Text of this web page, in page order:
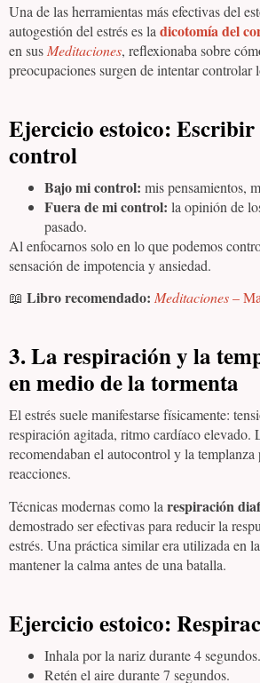
Una de las herramientas más efectivas del
autogestión del estrés es la dicotomía del
en sus Meditaciones, reflexionaba sobre
preocupaciones surgen de intentar controlar
Ejercicio estoico:Escribir
control
Bajo mi control: mis pensamientos,
Fuera de mi control: la opinión de
pasado.
Al enfocarnos solo en lo que podemos
sensación de impotencia y ansiedad.
📖 Libro recomendado: Meditaciones–
3. La respiración y la
en medio de la tormenta
El estrés suele manifestarse físicamente:
respiración agitada, ritmo cardíaco elevado.
recomendaban el autocontrol y la templanza
reacciones.
Técnicas modernas como la respiración
demostrado ser efectivas para reducir la
estrés. Una práctica similar era utilizada en
mantener la calma antes de una batalla.
Ejercicio estoico:
Inhala por la nariz durante 4 segundos.
Retén el aire durante 7 segundos.